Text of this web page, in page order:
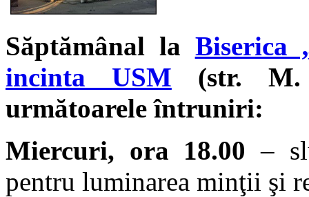
Săptămânal la Biserica
incinta USM (str. M.
următoarele întruniri:
Miercuri, ora 18.00 –
pentru luminarea minţii şi